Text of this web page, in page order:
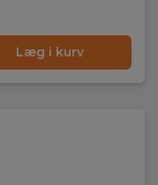
Læg i kurv